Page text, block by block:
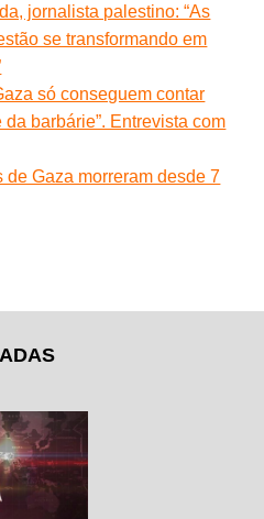
jornalista palestino: “As
se transformando em
só conseguem contar
barbárie”. Entrevista com
de Gaza morreram desde 7